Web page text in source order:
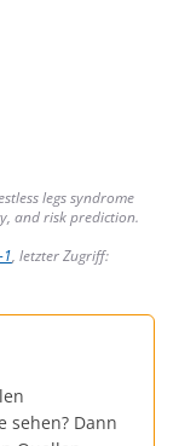
legs syndrome
and risk prediction.
, letzter Zugriff:
sehen? Dann